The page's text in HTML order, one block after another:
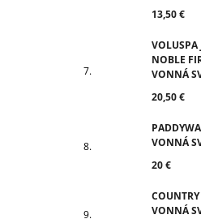
13,50 €
VOLUSPA
NOBLE
VONNÁ
20,50 €
VONNÁ
20 €
VONNÁ